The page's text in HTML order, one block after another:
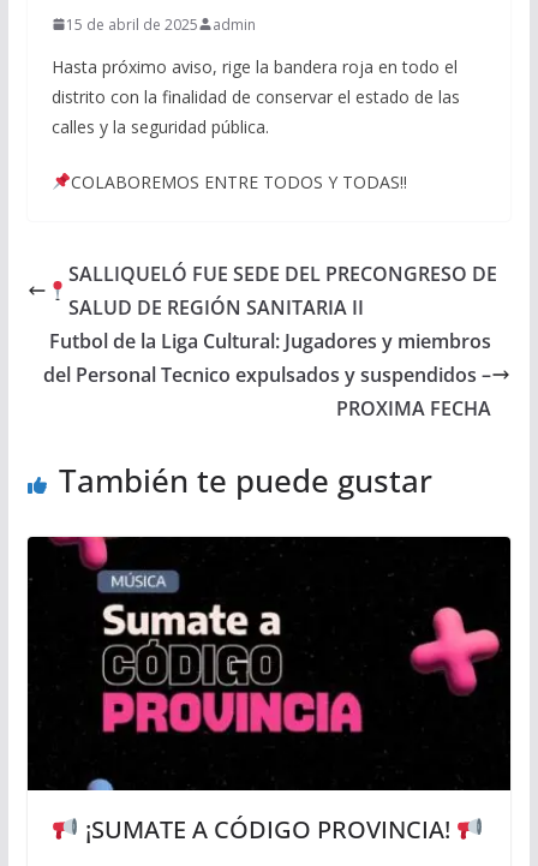
15 de abril de 2025 admin
Hasta próximo aviso, rige la bandera roja en todo el
distrito con la finalidad de conservar el estado de las
calles y la seguridad pública.
COLABOREMOS ENTRE TODOS Y TODAS‼
SALLIQUELÓ FUE SEDE DEL PRECONGRESO DE
SALUD DE REGIÓN SANITARIA II
Futbol de la Liga Cultural: Jugadores y miembros
del Personal Tecnico expulsados y suspendidos –
PROXIMA FECHA
También te puede gustar
¡SUMATE A CÓDIGO PROVINCIA!